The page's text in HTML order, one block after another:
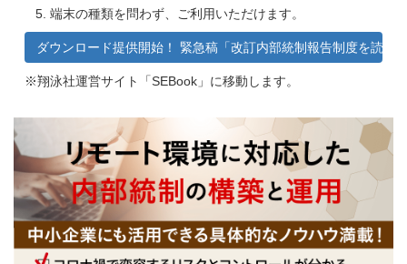
端末の種類を問わず、ご利用いただけます。
ダウンロード提供開始！ 緊急稿「改訂内部統制報告制度を読む
※翔泳社運営サイト「SEBook」に移動します。